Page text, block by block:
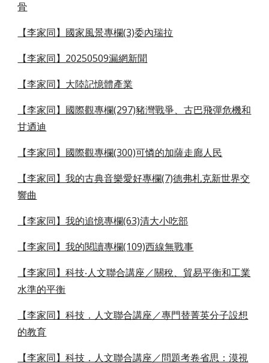
骨
【李家同】國家風景專欄(3)委內瑞拉
【李家同】20250509漏網新聞
【李家同】大陸記憶體產業
【李家同】國際觀專欄(297)豬灣戰爭、古巴飛彈危機和
甘迺迪
【李家同】國際觀專欄(300)可憐的加薩走廊人民
【李家同】我的古典音樂愛好專欄(7)德弗札克新世界交
響曲
【李家同】我的追憶專欄(63)清大小吃部
【李家同】我的閱讀專欄(109)西線無戰事
【李家同】科技‧人文聯合講座／關稅、貿易平衡和工業
水準的平衡
【李家同】科技．人文聯合講座／專門替菁英分子設想
的教育
【李家同】科技．人文聯合講座／問題考卷省思：漠視